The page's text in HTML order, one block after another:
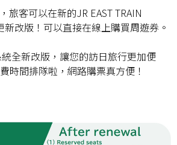
旅客可以在新的JR EAST TRAIN
新改版！可以直接在線上購買周遊券。
全新改版，讓您的訪日旅行更加便
時間排隊啦，網路購票真方便！